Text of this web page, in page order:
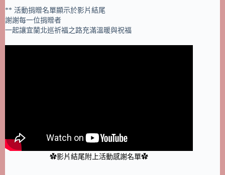
** 活動捐贈名單顯示於影片結尾
謝謝每一位捐贈者
一起讓宜蘭北巡祈福之路充滿溫暖與祝福
✿影片結尾附上活動感謝名單✿